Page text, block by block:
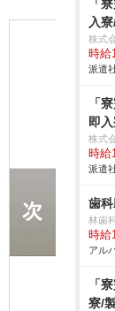
「
入
株式
時給
派遣
「
即
株式
時給
派遣
歯
林歯
時給
アル
「
寮/